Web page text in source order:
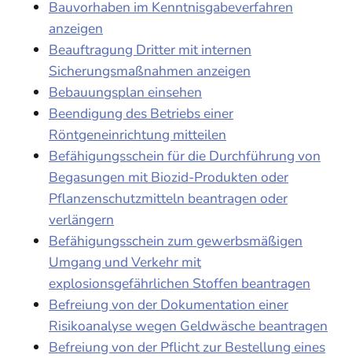
Bauvorhaben im Kenntnisgabeverfahren
anzeigen
Beauftragung Dritter mit internen
Sicherungsmaßnahmen anzeigen
Bebauungsplan einsehen
Beendigung des Betriebs einer
Röntgeneinrichtung mitteilen
Befähigungsschein für die Durchführung von
Begasungen mit Biozid-Produkten oder
Pflanzenschutzmitteln beantragen oder
verlängern
Befähigungsschein zum gewerbsmäßigen
Umgang und Verkehr mit
explosionsgefährlichen Stoffen beantragen
Befreiung von der Dokumentation einer
Risikoanalyse wegen Geldwäsche beantragen
Befreiung von der Pflicht zur Bestellung eines